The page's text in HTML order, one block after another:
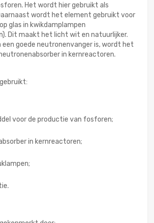
Het wordt hier gebruikt als
wordt het element gebruikt voor
glas in kwikdamplampen
Dit maakt het licht wit en natuurlijker.
een goede neutronenvanger is, wordt het
in kernreactoren.
voor de productie van fosforen;
in kernreactoren;